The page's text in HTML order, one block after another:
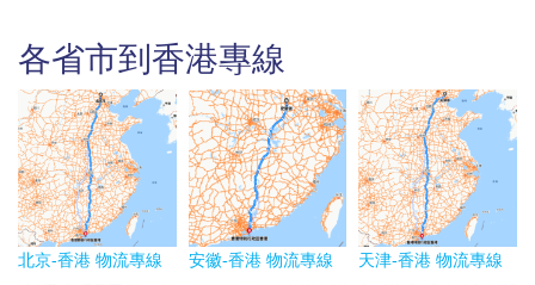
各省市到香港專線
北京-香港 物流專線 安徽-香港 物流專線 天津-香港 物流專線